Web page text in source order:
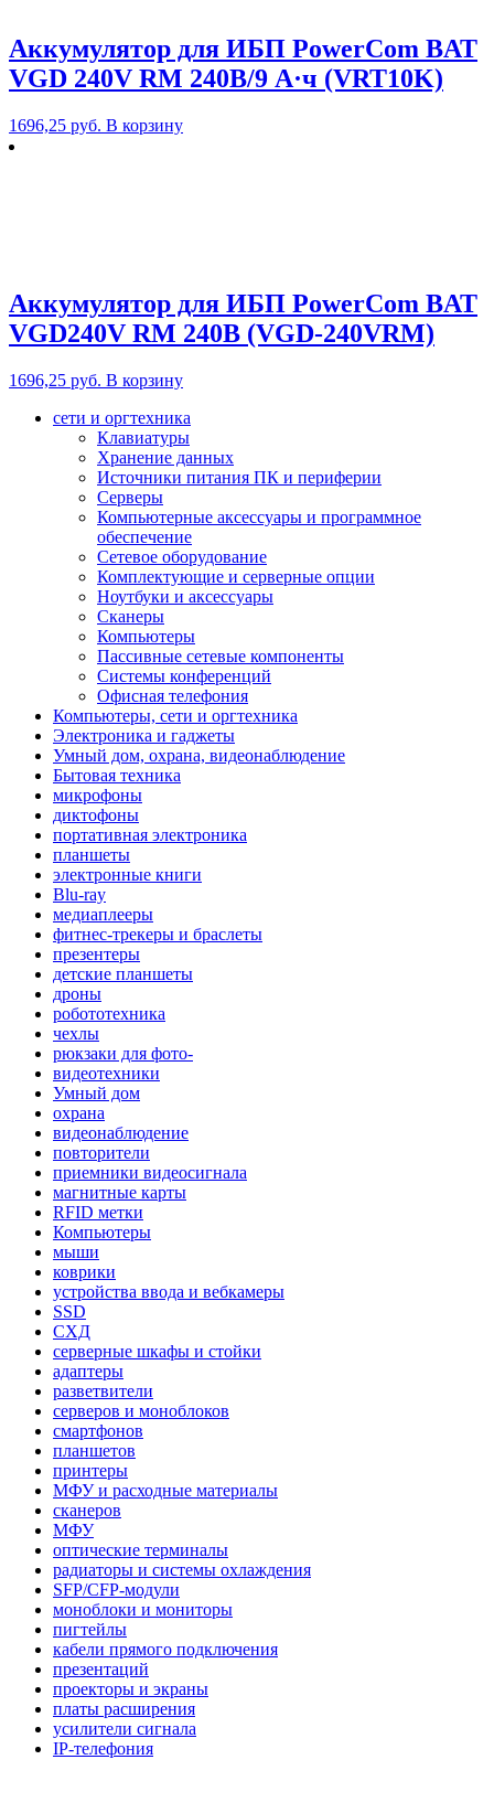
Аккумулятор для ИБП PowerCom BAT
VGD 240V RM 240В/9 А·ч (VRT10K)
1696,25 руб. В корзину
Аккумулятор для ИБП PowerCom BAT
VGD240V RM 240В (VGD-240VRM)
1696,25 руб. В корзину
сети и оргтехника
Клавиатуры
Хранение данных
Источники питания ПК и периферии
Серверы
Компьютерные аксессуары и программное
обеспечение
Сетевое оборудование
Комплектующие и серверные опции
Ноутбуки и аксессуары
Сканеры
Компьютеры
Пассивные сетевые компоненты
Системы конференций
Офисная телефония
Компьютеры, сети и оргтехника
Электроника и гаджеты
Умный дом, охрана, видеонаблюдение
Бытовая техника
микрофоны
диктофоны
портативная электроника
планшеты
электронные книги
Blu-ray
медиаплееры
фитнес-трекеры и браслеты
презентеры
детские планшеты
дроны
робототехника
чехлы
рюкзаки для фото-
видеотехники
Умный дом
охрана
видеонаблюдение
повторители
приемники видеосигнала
магнитные карты
RFID метки
Компьютеры
мыши
коврики
устройства ввода и вебкамеры
SSD
СХД
серверные шкафы и стойки
адаптеры
разветвители
серверов и моноблоков
смартфонов
планшетов
принтеры
МФУ и расходные материалы
сканеров
МФУ
оптические терминалы
радиаторы и системы охлаждения
SFP/CFP-модули
моноблоки и мониторы
пигтейлы
кабели прямого подключения
презентаций
проекторы и экраны
платы расширения
усилители сигнала
IP-телефония